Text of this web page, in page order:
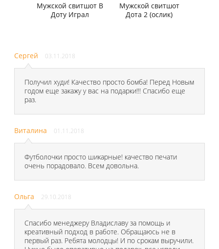
Мужской свитшот В
Доту Играл
Мужской свитшот
Дота 2 (ослик)
Сергей 03.11.2018
Получил худи! Качество просто бомба! Перед Новым
годом еще закажу у вас на подарки!!! Спасибо еще
раз.
Виталина 01.11.2018
Футболочки просто шикарные! качество печати
очень порадовало. Всем довольна.
Ольга 29.10.2018
Спасибо менеджеру Владиславу за помощь и
креативный подход в работе. Обращаюсь не в
первый раз. Ребята молодцы! И по срокам выручили.